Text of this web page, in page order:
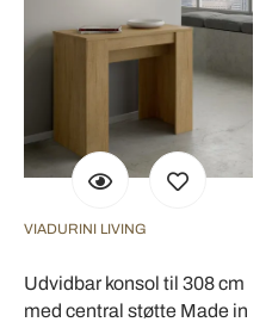
VIADURINI LIVING
Udvidbar konsol til 308 cm
med central støtte Made in